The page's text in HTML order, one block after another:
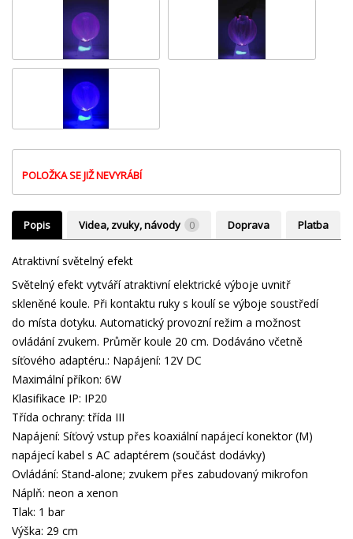
POLOŽKA SE JIŽ NEVYRÁBÍ
Popis Videa, zvuky, návody 0 Doprava Platba
Atraktivní světelný efekt
Světelný efekt vytváří atraktivní elektrické výboje uvnitř
skleněné koule. Při kontaktu ruky s koulí se výboje soustředí
do místa dotyku. Automatický provozní režim a možnost
ovládání zvukem. Průměr koule 20 cm. Dodáváno včetně
síťového adaptéru.: Napájení: 12V DC
Maximální příkon: 6W
Klasifikace IP: IP20
Třída ochrany: třída III
Napájení: Síťový vstup přes koaxiální napájecí konektor (M)
napájecí kabel s AC adaptérem (součást dodávky)
Ovládání: Stand-alone; zvukem přes zabudovaný mikrofon
Náplň: neon a xenon
Tlak: 1 bar
Výška: 29 cm